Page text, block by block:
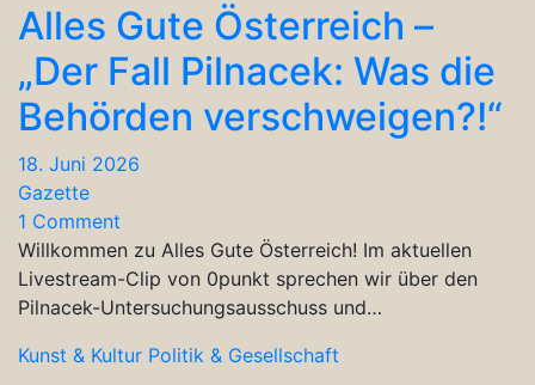
Alles Gute Österreich –
„Der Fall Pilnacek: Was die
Behörden verschweigen?!“
18. Juni 2026
Gazette
1 Comment
Willkommen zu Alles Gute Österreich! Im aktuellen
Livestream-Clip von 0punkt sprechen wir über den
Pilnacek-Untersuchungsausschuss und…
Kunst & Kultur Politik & Gesellschaft